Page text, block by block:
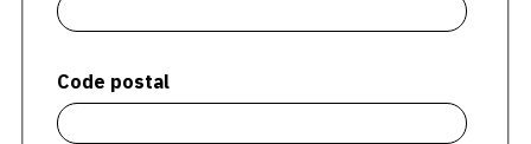
CGV
Code postal